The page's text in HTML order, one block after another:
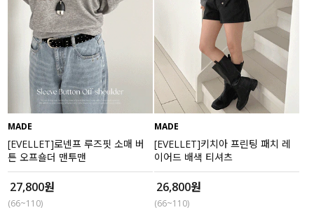
MADE
[EVELLET]로넨프 루즈핏 소매 버
튼 오프숄더 맨투맨
27,800원
(66~110)
MADE
[EVELLET]키치아 프린팅 패치 레
이어드 배색 티셔츠
26,800원
(66~110)